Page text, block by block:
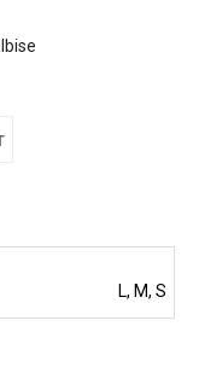
L, M, S